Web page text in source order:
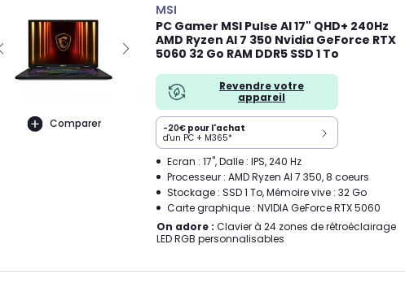
Comparer
MSI
PC Gamer MSI Pulse AI 17" QHD+ 240Hz
AMD Ryzen AI 7 350 Nvidia GeForce RTX
5060 32 Go RAM DDR5 SSD 1 To
Revendre votre
appareil
-20€ pour l'achat
d'un PC + M365*
Ecran : 17", Dalle : IPS, 240 Hz
Processeur : AMD Ryzen AI 7 350, 8 coeurs
Stockage : SSD 1 To, Mémoire vive : 32 Go
Carte graphique : NVIDIA GeForce RTX 5060
On adore : Clavier à 24 zones de rétroéclairage
LED RGB personnalisables